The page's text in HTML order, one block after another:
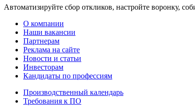
Автоматизируйте сбор откликов, настройте воронку,
О компании
Наши вакансии
Партнерам
Реклама на сайте
Новости и статьи
Инвесторам
Кандидаты по профессиям
Производственный календарь
Требования к ПО